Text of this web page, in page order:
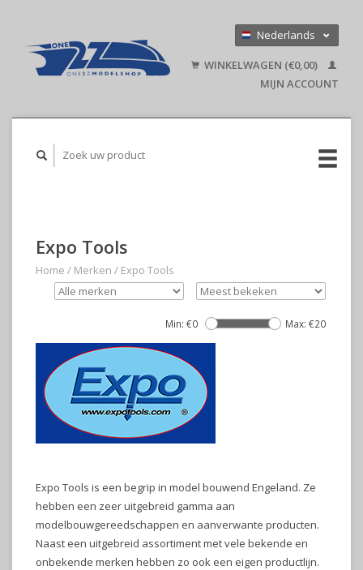
Nederlands
English
WINKELWAGEN (€0,00)
MIJN ACCOUNT
Expo Tools
Home / Merken / Expo Tools
Min: €0 Max: €20
Expo Tools is een begrip in model bouwend Engeland. Ze
hebben een zeer uitgebreid gamma aan
modelbouwgereedschappen en aanverwante producten.
Naast een uitgebreid assortiment met vele bekende en
onbekende merken hebben zo ook een eigen productlijn.